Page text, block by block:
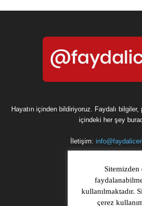
Hayatın içinden bildiriyoruz. Faydalı
içindeki her şey
İletişim:
kullanılmaktadır.
çerez